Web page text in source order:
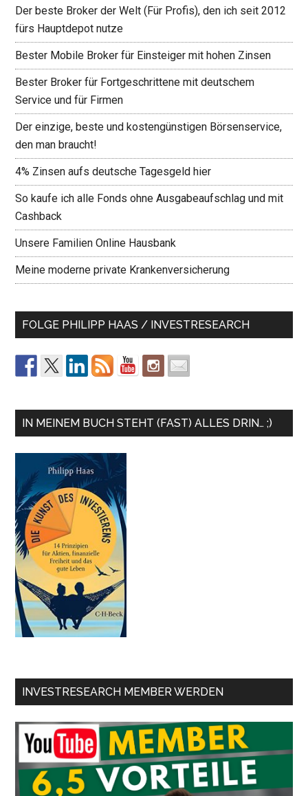
Der beste Broker der Welt (Für Profis), den ich seit 2012
fürs Hauptdepot nutze
Bester Mobile Broker für Einsteiger mit hohen Zinsen
Bester Broker für Fortgeschrittene mit deutschem
Service und für Firmen
Der einzige, beste und kostengünstigen Börsenservice,
den man braucht!
4% Zinsen aufs deutsche Tagesgeld hier
So kaufe ich alle Fonds ohne Ausgabeaufschlag und mit
Cashback
Unsere Familien Online Hausbank
Meine moderne private Krankenversicherung
FOLGE PHILIPP HAAS / INVESTRESEARCH
IN MEINEM BUCH STEHT (FAST) ALLES DRIN… ;)
INVESTRESEARCH MEMBER WERDEN